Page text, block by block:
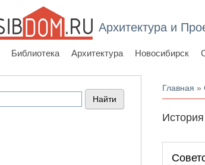
Архитектура и
Библиотека Архитектура Новосибирск
Вы
Главная »